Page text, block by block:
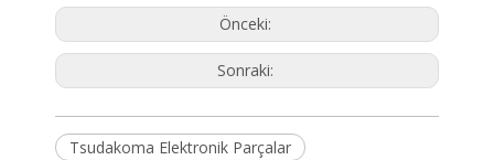
Önceki:
Sonraki:
Tsudakoma Elektronik Parçalar